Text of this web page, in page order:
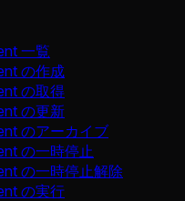
一覧
の作成
の取得
の更新
のアーカイブ
の一時停止
の一時停止解除
の実行